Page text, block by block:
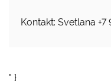
Kontakt: Svetlana +7
" }